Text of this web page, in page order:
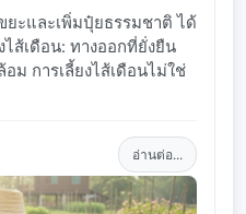
ยะและเพิ่มปุ๋ยธรรมชาติ ได้
ไส้เดือน: ทางออกที่ยั่งยืน
ม การเลี้ยงไส้เดือนไม่ใช่
อ่านต่อ...